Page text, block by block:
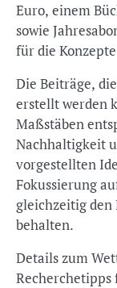
Euro, einem
sowie
für die
Die Beiträge,
erstellt werden
Maßstäben
Nachhaltigkeit
vorgestellten
Fokussierung
gleichzeitig den
behalten.
Details zum
Recherchetipps